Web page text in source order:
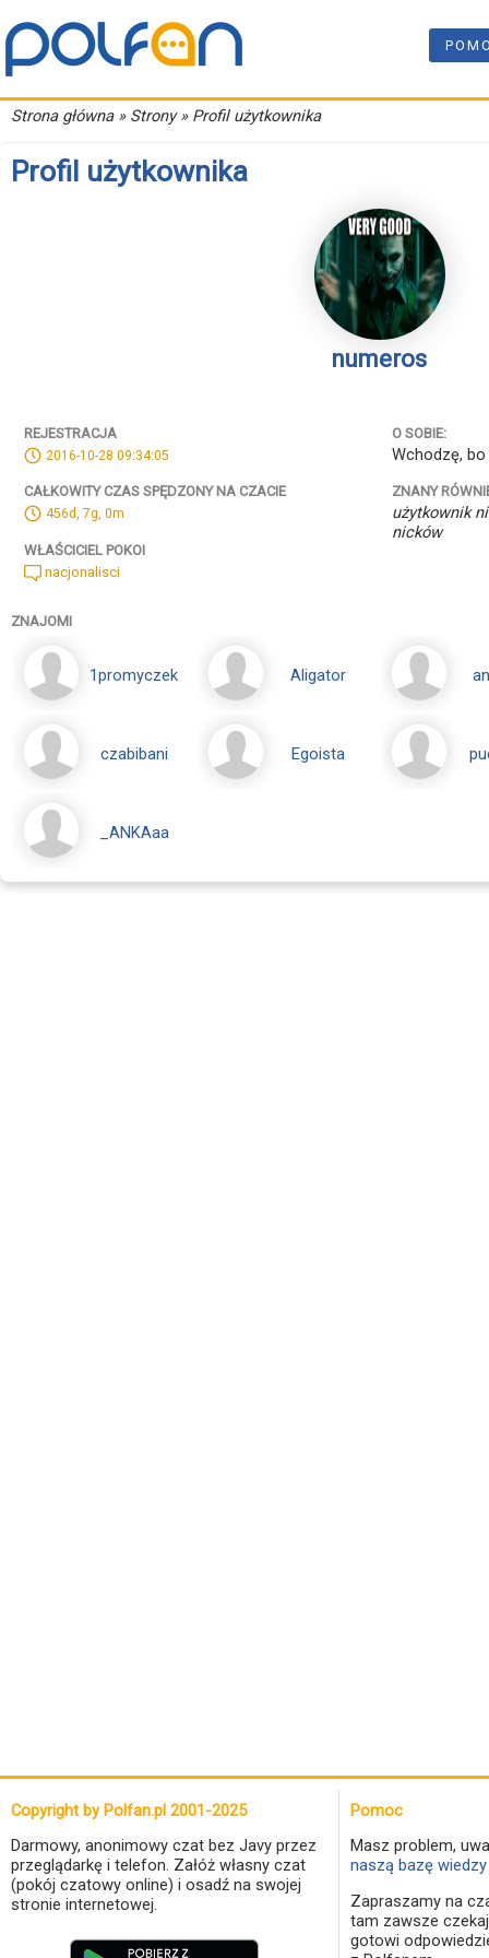
Strona główna» Strony » Profil użytkownika
Profil użytkownika
numeros
REJESTRACJA
2016-10-28 09:34:05
CAŁKOWITY CZAS SPĘDZONY NA CZACIE
456d, 7g, 0m
WŁAŚCICIEL POKOI
nacjonalisci
O SOBIE:
Wchodzę, bo
ZNANY
użytkownik
nicków
ZNAJOMI
1promyczek Aligator
czabibani Egoista
_ANKAaa
Copyright by Polfan.pl 2001-2025
Darmowy, anonimowy czat bez Javy przez
przeglądarkę i telefon. Załóż własny czat
(pokój czatowy online) i osadź na swojej
stronie internetowej.
Pomoc
Masz problem,
naszą bazę
Zapraszamy na
tam zawsze
gotowi